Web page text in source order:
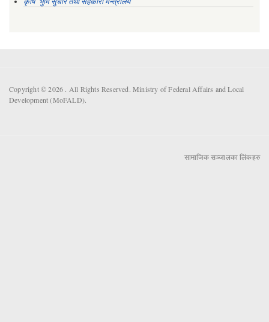
Copyright © 2026 . All Rights Reserved. Ministry of Federal Affairs and Local
Development (MoFALD).
सामाजिक सञ्जालका लिंकहरु